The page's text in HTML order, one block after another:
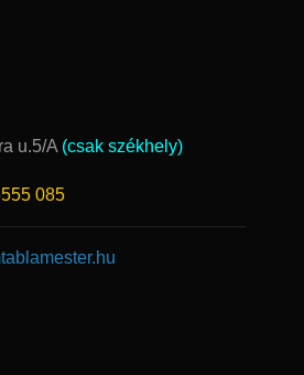
u.5/A (csak székhely)
085